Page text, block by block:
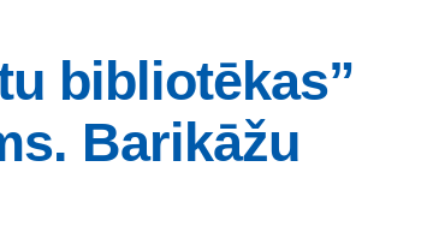
bibliotēkas”
Barikāžu